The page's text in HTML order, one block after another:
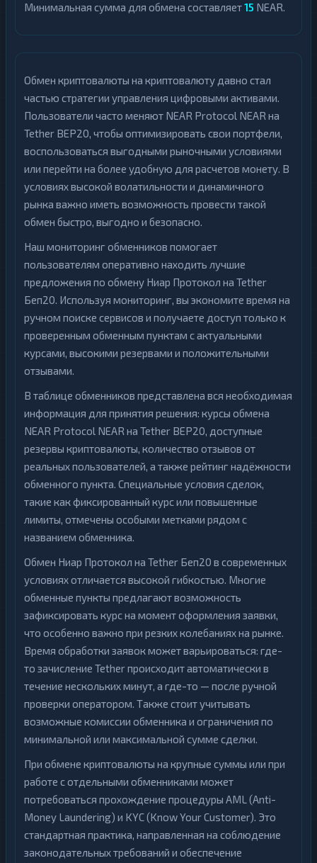
Минимальная сумма для обмена составляет15 NEAR.
Обмен криптовалюты на криптовалюту давно стал
частью стратегии управления цифровыми активами.
Пользователи часто меняют NEAR Protocol NEAR на
Tether BEP20, чтобы оптимизировать свои портфели,
воспользоваться выгодными рыночными условиями
или перейти на более удобную для расчетов монету. В
условиях высокой волатильности и динамичного
рынка важно иметь возможность провести такой
обмен быстро, выгодно и безопасно.
Наш мониторинг обменников помогает
пользователям оперативно находить лучшие
предложения по обмену Ниар Протокол на Tether
Беп20. Используя мониторинг, вы экономите время на
ручном поиске сервисов и получаете доступ только к
проверенным обменным пунктам с актуальными
курсами, высокими резервами и положительными
отзывами.
В таблице обменников представлена вся необходимая
информация для принятия решения: курсы обмена
NEAR Protocol NEAR на Tether BEP20, доступные
резервы криптовалюты, количество отзывов от
реальных пользователей, а также рейтинг надёжности
обменного пункта. Специальные условия сделок,
такие как фиксированный курс или повышенные
лимиты, отмечены особыми метками рядом с
названием обменника.
Обмен Ниар Протокол на Tether Беп20 в современных
условиях отличается высокой гибкостью. Многие
обменные пункты предлагают возможность
зафиксировать курс на момент оформления заявки,
что особенно важно при резких колебаниях на рынке.
Время обработки заявок может варьироваться: где-
то зачисление Tether происходит автоматически в
течение нескольких минут, а где-то — после ручной
проверки оператором. Также стоит учитывать
возможные комиссии обменника и ограничения по
минимальной или максимальной сумме сделки.
При обмене криптовалюты на крупные суммы или при
работе с отдельными обменниками может
потребоваться прохождение процедуры AML (Anti-
Money Laundering) и KYC (Know Your Customer). Это
стандартная практика, направленная на соблюдение
законодательных требований и обеспечение